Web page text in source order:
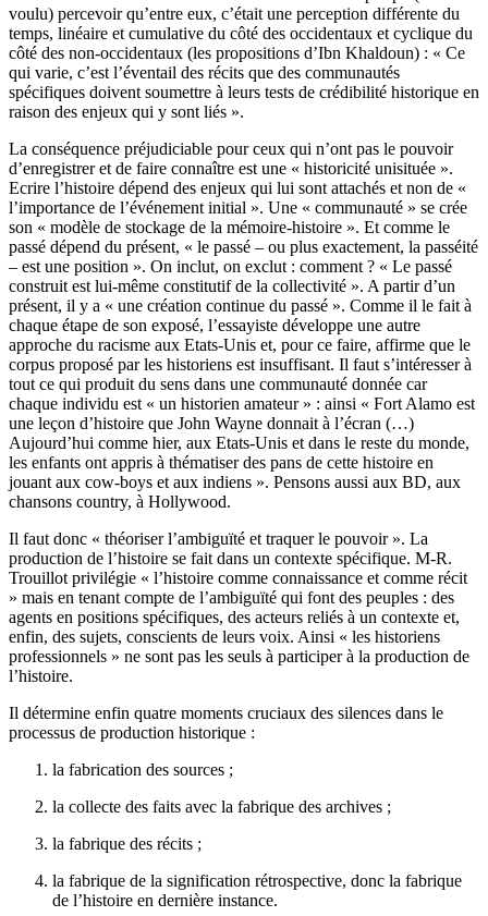
voulu) percevoir qu’entre eux, c’était une perception différente du
temps, linéaire et cumulative du côté des occidentaux et cyclique du
côté des non-occidentaux (les propositions d’Ibn Khaldoun) : « Ce
qui varie, c’est l’éventail des récits que des communautés
spécifiques doivent soumettre à leurs tests de crédibilité historique en
raison des enjeux qui y sont liés ».
La conséquence préjudiciable pour ceux qui n’ont pas le pouvoir
d’enregistrer et de faire connaître est une « historicité unisituée ».
Ecrire l’histoire dépend des enjeux qui lui sont attachés et non de «
l’importance de l’événement initial ». Une « communauté » se crée
son « modèle de stockage de la mémoire-histoire ». Et comme le
passé dépend du présent, « le passé – ou plus exactement, la passéité
– est une position ». On inclut, on exclut : comment ? « Le passé
construit est lui-même constitutif de la collectivité ». A partir d’un
présent, il y a « une création continue du passé ». Comme il le fait à
chaque étape de son exposé, l’essayiste développe une autre
approche du racisme aux Etats-Unis et, pour ce faire, affirme que le
corpus proposé par les historiens est insuffisant. Il faut s’intéresser à
tout ce qui produit du sens dans une communauté donnée car
chaque individu est « un historien amateur » : ainsi « Fort Alamo est
une leçon d’histoire que John Wayne donnait à l’écran (…)
Aujourd’hui comme hier, aux Etats-Unis et dans le reste du monde,
les enfants ont appris à thématiser des pans de cette histoire en
jouant aux cow-boys et aux indiens ». Pensons aussi aux BD, aux
chansons country, à Hollywood.
Il faut donc « théoriser l’ambiguïté et traquer le pouvoir ». La
production de l’histoire se fait dans un contexte spécifique. M-R.
Trouillot privilégie « l’histoire comme connaissance et comme récit
» mais en tenant compte de l’ambiguïté qui font des peuples : des
agents en positions spécifiques, des acteurs reliés à un contexte et,
enfin, des sujets, conscients de leurs voix. Ainsi « les historiens
professionnels » ne sont pas les seuls à participer à la production de
l’histoire.
Il détermine enfin quatre moments cruciaux des silences dans le
processus de production historique :
la fabrication des sources ;
la collecte des faits avec la fabrique des archives ;
la fabrique des récits ;
la fabrique de la signification rétrospective, donc la fabrique
de l’histoire en dernière instance.